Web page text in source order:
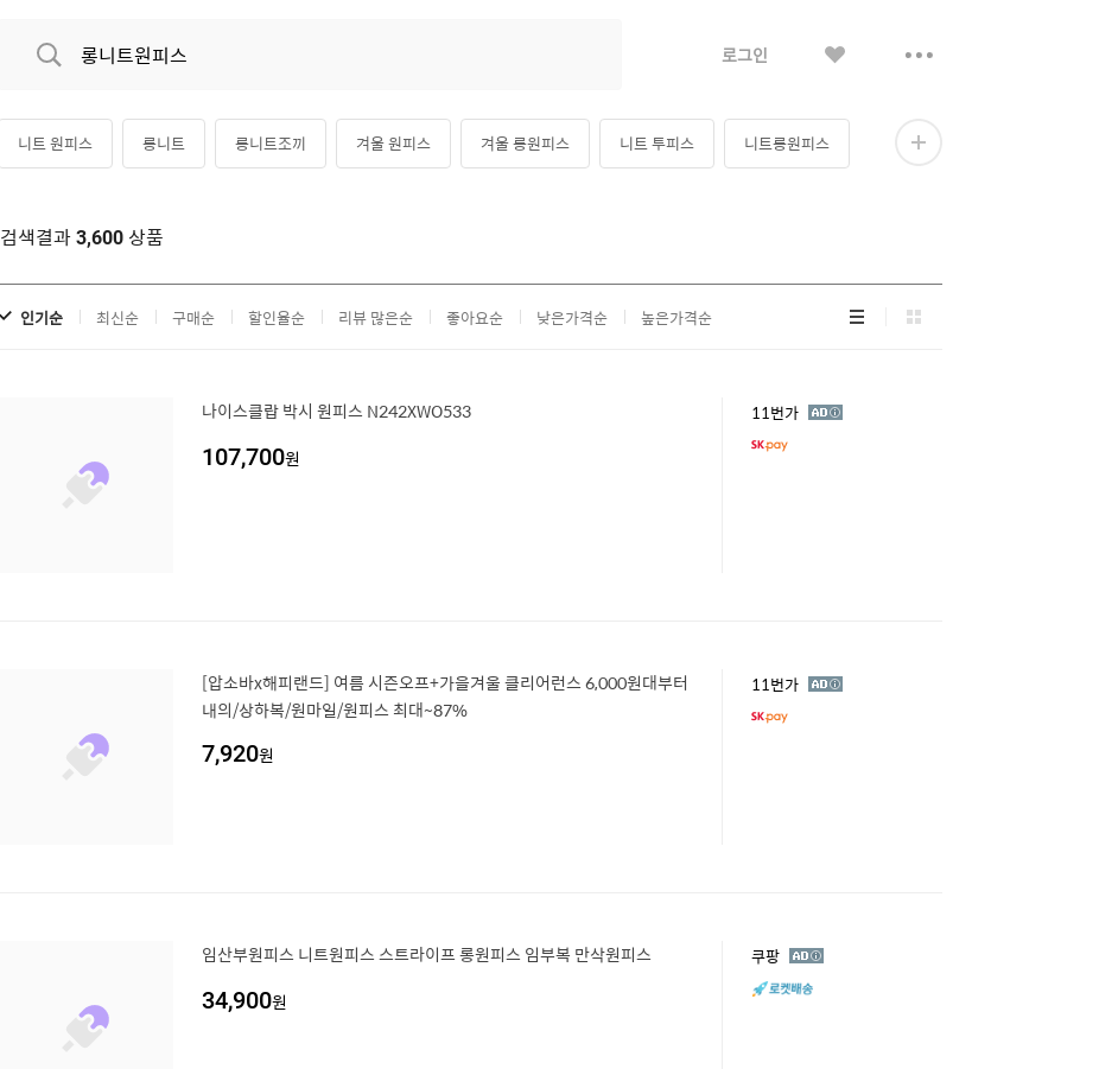
로그인 보
니트 원피스 롱니트 롱니트조끼 겨울 원피스 겨울 롱원피스 니트 투피스 니트롱원피스 더
검색결과 3,600 상품
인기순 최신순 구매순 할인율순 리뷰 많은순 좋아요순 낮은가격순 높은가격순 리
스
그
리
나이스클랍 박시 원피스 N242XWO533
107,700원
11번가 광
[압소바x해피랜드] 여름 시즌오프+가을겨울 클리어런스 6,000원대부터
내의/상하복/원마일/원피스 최대~87%
7,920원
11번가 광
임산부원피스 니트원피스 스트라이프 롱원피스 임부복 만삭원피스
34,900원
쿠팡 광
고